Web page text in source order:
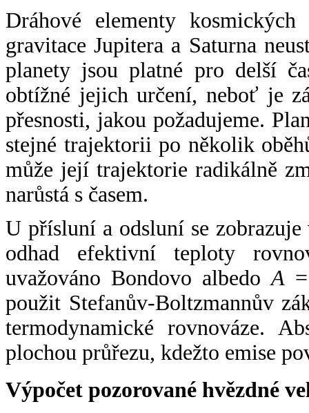
Dráhové elementy
gravitace Jupitera a Saturna
planety jsou platné pro delší
obtížné jejich určení, neboť je
přesnosti, jakou požadujeme.
stejné trajektorii po několik
může její trajektorie radikálně
narůstá s časem.
U přísluní a odsluní se
odhad efektivní teploty
uvažováno Bondovo albedoA
použit Stefanův-Boltzmannův
termodynamické rovnováze.
plochou průřezu, kdežto emise
Výpočet pozorované hvězdné